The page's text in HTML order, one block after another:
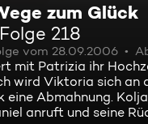
zum Glück
218
vom 28.09.2006
mit Patrizia ihr
wird Viktoria sich an
eine Abmahnung.
anruft und seine